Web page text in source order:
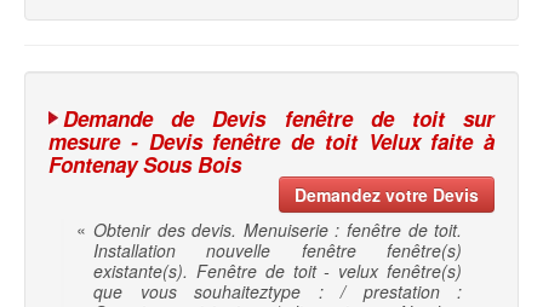
Demande de Devis fenêtre de toit sur
mesure - Devis fenêtre de toit Velux faite à
Fontenay Sous Bois
Demandez votre Devis
« Obtenir des devis. Menuiserie : fenêtre de toit.
Installation nouvelle fenêtre fenêtre(s)
existante(s). Fenêtre de toit - velux fenêtre(s)
que vous souhaiteztype : / prestation :